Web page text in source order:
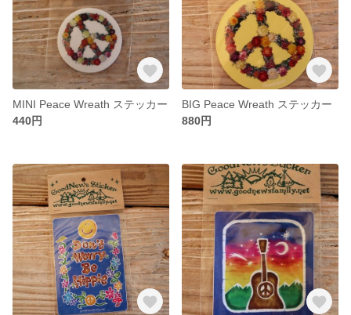
MINI Peace Wreath ステッカー
440円
BIG Peace Wreath ステッカー
880円